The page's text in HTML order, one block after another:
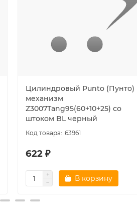
Цилиндровый Punto (Пунто)
механизм
Z3007Tang95(60+10+25) со
штоком BL черный
63961
622 ₽
В корзину